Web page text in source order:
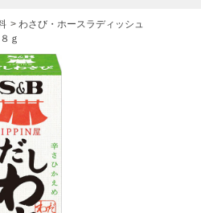
> わさび・ホースラディッシュ
ｇ